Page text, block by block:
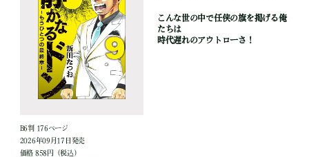
B6判 176ページ
2026年09月17日発売
価格 858円（税込）
こんな世の中で任侠の旗を掲げる俺
たちは
時代遅れのアウトローさ！